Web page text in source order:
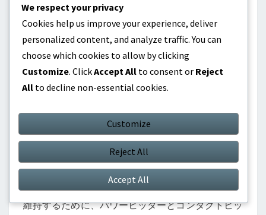
す。効果的な構成は攻撃の一貫性を高め、得点機会
を増やし、試合中の得点を増加させます。 パワー
ヒッターの重要な役割を特定する パワーヒッター
は得点を挙げるために重要であり、通常は打順の中
間を占めるべきです。彼らの主な役割は、ホームラ
ンや長打を打つことで、得点生産を大幅に向上させ
出塁率や長打率を考慮すべきです。強力なスラッガ
ーは、一振りで試合を変えることができるため、得
点機会を最大化するためにその配置が重要です。
理想的な位置：打順の3番目、4番目、または5番
目。 長打率が高い打者に注目する。 攻撃の流れを
維持するために、パワーヒッターとコンタクトヒッ
We respect your privacy
Cookies help us improve your experience, deliver
personalized content, and analyze traffic. You can
choose which cookies to allow by clicking
Customize. ClickAccept All to consent or Reject
All to decline non-essential cookies.
Customize
Reject All
Accept All